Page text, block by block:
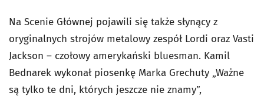
Na Scenie Głównej pojawili się także słynący z
oryginalnych strojów metalowy zespół Lordi oraz Vasti
Jackson – czołowy amerykański bluesman. Kamil
Bednarek wykonał piosenkę Marka Grechuty „Ważne
są tylko te dni, których jeszcze nie znamy”,